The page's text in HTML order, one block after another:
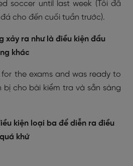
soccer until last week (Tôi đã
cho đến cuối tuần trước).
xảy ra như là điều kiện đầu
khác
for the exams and was ready to
bị cho bài kiểm tra và sẵn sàng
kiện loại ba để diễn ra điều
khứ